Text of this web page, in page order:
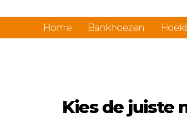
Home Bankhoezen
Kies de juiste